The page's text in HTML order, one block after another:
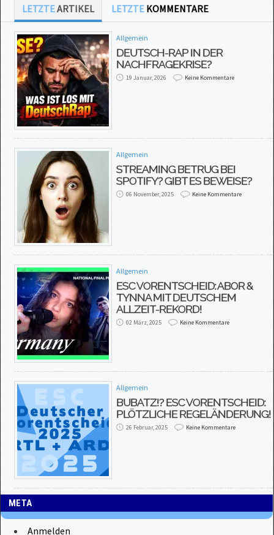
LETZTEARTIKEL LETZTE KOMMENTARE
Allgemein
DEUTSCH-RAP IN DER
NACHFRAGEKRISE?
19 Januar, 2026 Keine Kommentare
Allgemein
STREAMING BETRUG BEI
SPOTIFY? GIBT ES BEWEISE?
06 November, 2025 Keine Kommentare
Allgemein
ESC VORENTSCHEID: ABOR &
TYNNA MIT DEUTSCHEM
ALLZEIT-REKORD!
02 März, 2025 Keine Kommentare
Allgemein
BUBATZ!? ESC VORENTSCHEID:
PLÖTZLICHE REGELÄNDERUNG!
26 Februar, 2025 Keine Kommentare
META
Anmelden